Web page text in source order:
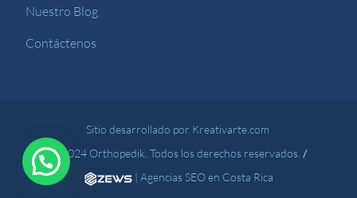
Nuestro Blog
Contáctenos
Sitio desarrollado por Kreativarte.com
© 2024 Orthopedik. Todos los derechos reservados. /
| Agencias SEO en Costa Rica